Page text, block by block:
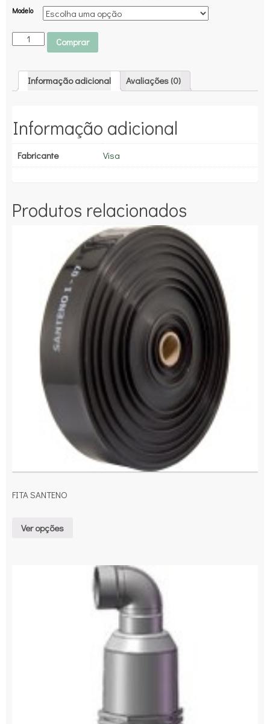
Modelo
Comprar
Informação adicional Avaliações (0)
Informação adicional
Fabricante Visa
Produtos relacionados
FITA SANTENO
Ver opções